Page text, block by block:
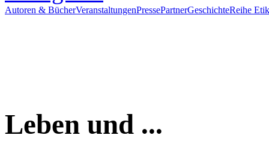
Autoren & BücherVeranstaltungenPressePartnerGeschichteReihe
Leben und ...